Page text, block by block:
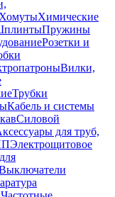
ХомутыХимические
Пружины
Розетки и
Вилки,
Трубки
Кабель и системы
Силовой
для труб,
Электрощитовое